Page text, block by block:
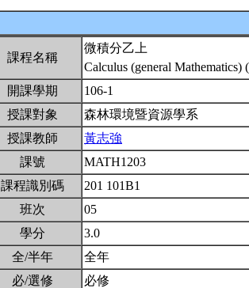
課程名稱
微積分乙上
Calculus (general Mathematics)
開課學期
106-1
授課對象
森林環境暨資源學系
授課教師
黃志強
課號
MATH1203
課程識別碼
201 101B1
班次
05
學分
3.0
全/半年
全年
必/選修
必修